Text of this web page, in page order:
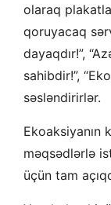
olaraq
qoruyacaq
dayaqdır!”,
sahibdir!”,
səsləndirirlər.
Ekoaksiyanın
məqsədlərlə
üçün tam